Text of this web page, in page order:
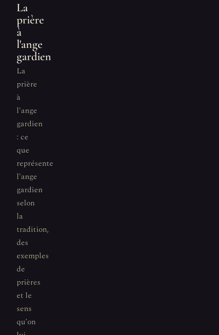
La
prière
à
l'ange
gardien
La
prière
à
l'ange
gardien
: ce
que
représente
l'ange
gardien
selon
la
tradition,
des
exemples
de
prières
et le
sens
qu'on